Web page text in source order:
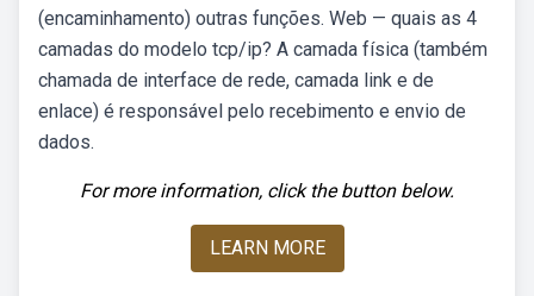
(encaminhamento) outras funções. Web — quais as 4
camadas do modelo tcp/ip? A camada física (também
chamada de interface de rede, camada link e de
enlace) é responsável pelo recebimento e envio de
dados.
For more information, click the button below.
LEARN MORE